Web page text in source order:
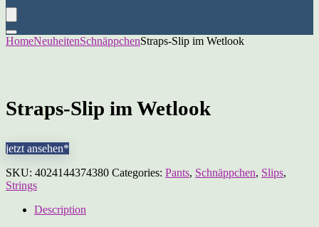
HomeNeuheitenSchnäppchenStraps-Slip im Wetlook
Straps-Slip im Wetlook
jetzt ansehen*
SKU: 4024144374380 Categories: Pants, Schnäppchen, Slips,
Strings
Description